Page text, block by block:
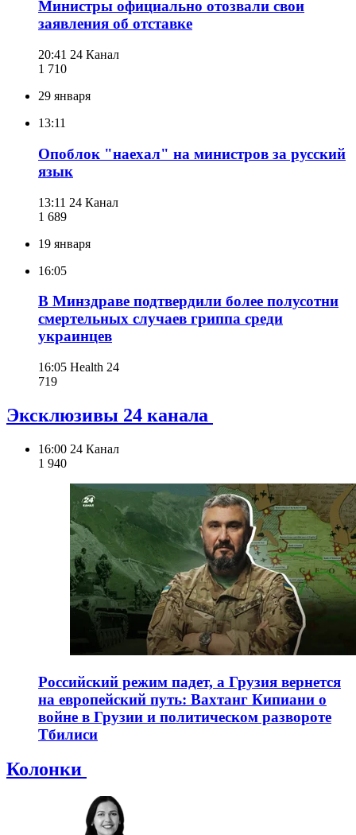
Министры официально отозвали свои
заявления об отставке
20:41 24 Канал
1 710
29 января
13:11
Опоблок "наехал" на министров за русский
язык
13:11 24 Канал
1 689
19 января
16:05
В Минздраве подтвердили более полусотни
смертельных случаев гриппа среди
украинцев
16:05 Health 24
719
Эксклюзивы 24 канала
16:00 24 Канал
1 940
Российский режим падет, а Грузия вернется
на европейский путь: Вахтанг Кипиани о
войне в Грузии и политическом развороте
Тбилиси
Колонки